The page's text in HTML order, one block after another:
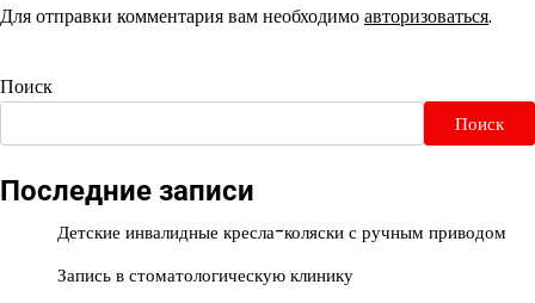
Для отправки комментария вам необходимоавторизоваться.
Поиск
Поиск
Последние записи
Детские инвалидные кресла-коляски с ручным приводом
Запись в стоматологическую клинику